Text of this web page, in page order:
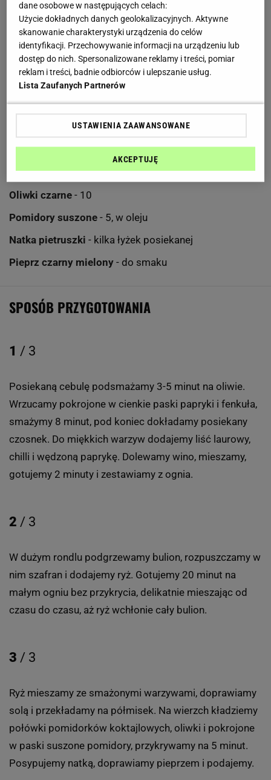
Chili- 1/4 łyżeczki
Papryka wędzona- 1/4 łyżeczki
Wino białe- 50 ml
Bulion warzywny- 550-600 ml
Szafran- szczypta nitek
- 150 g
Sól- do smaku
Pomidorki koktajlowe- 10
Oliwki czarne - 10
Pomidory suszone - 5, w oleju
Natka pietruszki - kilka łyżek posiekanej
Pieprz czarny mielony - do smaku
SPOSÓB PRZYGOTOWANIA
1 / 3
Posiekaną cebulę podsmażamy 3-5 minut na oliwie.
Wrzucamy pokrojone w cienkie paski papryki i fenkuła,
smażymy 8 minut, pod koniec dokładamy posiekany
czosnek. Do miękkich warzyw dodajemy liść laurowy,
chilli i wędzoną paprykę. Dolewamy wino, mieszamy,
gotujemy 2 minuty i zestawiamy z ognia.
2 / 3
W dużym rondlu podgrzewamy bulion, rozpuszczamy w
nim szafran i dodajemy ryż. Gotujemy 20 minut na
małym ogniu bez przykrycia, delikatnie mieszając od
czasu do czasu, aż ryż wchłonie cały bulion.
3 / 3
Ryż mieszamy ze smażonymi warzywami, doprawiamy
solą i przekładamy na półmisek. Na wierzch kładziemy
połówki pomidorków koktajlowych, oliwki i pokrojone
w paski suszone pomidory, przykrywamy na 5 minut.
Posypujemy natką, doprawiamy pieprzem i podajemy.
dane osobowe w następujących celach:
Użycie dokładnych danych geolokalizacyjnych. Aktywne
skanowanie charakterystyki urządzenia do celów
identyfikacji. Przechowywanie informacji na urządzeniu lub
dostęp do nich. Spersonalizowane reklamy i treści, pomiar
reklam i treści, badnie odbiorców i ulepszanie usług.
Lista Zaufanych Partnerów
USTAWIENIA ZAAWANSOWANE
AKCEPTUJĘ